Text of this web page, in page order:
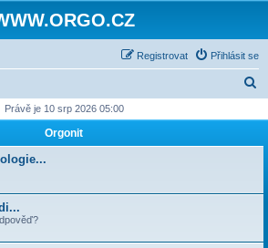
Přihlásit se
Registrovat
d
t
Právě je 10 srp 2026 05:00
Orgonit